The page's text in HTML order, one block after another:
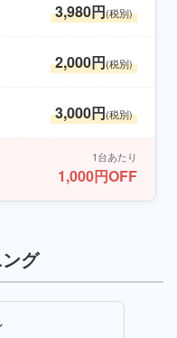
3,980円(税別)
2,000円(税別)
3,000円(税別)
1台あたり
1,000円OFF
グ